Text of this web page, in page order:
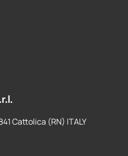
Cattolica (RN) ITALY